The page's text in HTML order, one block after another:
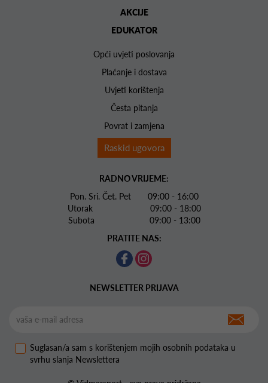
AKCIJE
EDUKATOR
Opći uvjeti poslovanja
Plaćanje i dostava
Uvjeti korištenja
Česta pitanja
Povrat i zamjena
Raskid ugovora
RADNO VRIJEME:
Pon. Sri. Čet. Pet 09:00 - 16:00
Utorak 09:00 - 18:00
Subota 09:00 - 13:00
PRATITE NAS:
NEWSLETTER PRIJAVA
Suglasan/a sam s korištenjem mojih osobnih podataka u
svrhu slanja Newslettera